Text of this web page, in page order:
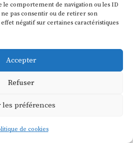
le comportement de navigation ou les ID
ne pas consentir ou de retirer son
négatif sur certaines caractéristiques
Accepter
Refuser
les préférences
de cookies
pour un poids lourd de l’Ibex